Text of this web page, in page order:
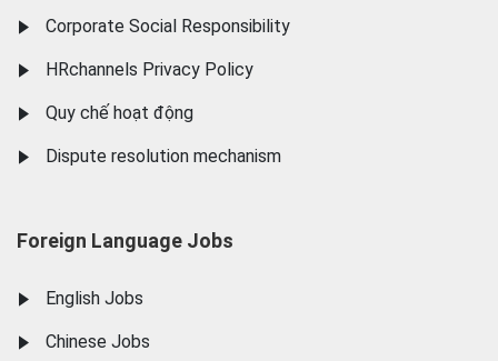
Corporate Social Responsibility
HRchannels Privacy Policy
Quy chế hoạt động
Dispute resolution mechanism
Foreign Language Jobs
English Jobs
Chinese Jobs